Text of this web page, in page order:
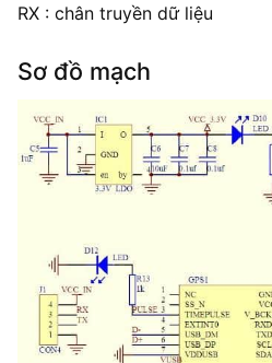
RX : chân truyền dữ liệu
Sơ đồ mạch